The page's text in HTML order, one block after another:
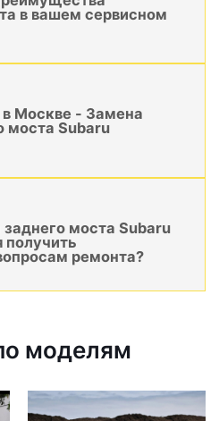
в вашем сервисном
Москве - Замена
моста Subaru
моста Subaru
получить
ремонта?
моделям